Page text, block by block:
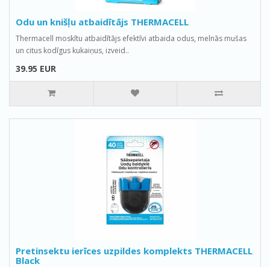
Odu un knišļu atbaidītājs THERMACELL
Thermacell moskītu atbaidītājs efektīvi atbaida odus, melnās mušas
un citus kodīgus kukaiņus, izveid..
39.95 EUR
Pretinsektu ierīces uzpildes komplekts THERMACELL
Black